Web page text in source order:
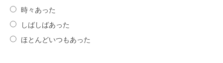
時々あった
しばしばあった
ほとんどいつもあった